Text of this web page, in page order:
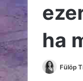
ha
Fülöp